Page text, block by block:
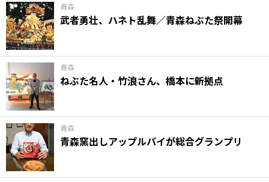
青森
武者勇壮、ハネト乱舞／青森ねぶた祭開幕
青森
ねぶた名人・竹浪さん、橋本に新拠点
青森
青森窯出しアップルパイが総合グランプリ